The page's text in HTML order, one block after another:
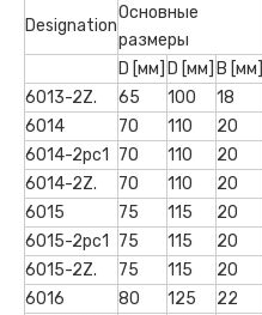
Designation
Основные
размеры
D [мм] D [мм] B [мм]
6013-2Z.
65 100 18
6014
70 110 20
6014-2рс1
70 110 20
6014-2Z.
70 110 20
6015
75 115 20
6015-2рс1
75 115 20
6015-2Z.
75 115 20
6016
80 125 22